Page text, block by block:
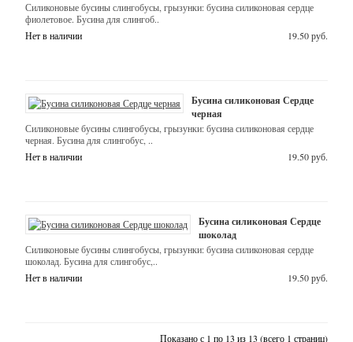
Линзы
(рондели)
Микки
Маус
24*20*14
Овал
ребристый
30*10
мм
Силиконовые бусины слингобусы, грызунки: бусина силиконовая сердце
фиолетовое. Бусина для слингоб..
19.50 руб.
Нет в наличии
Бусина силиконовая Сердце
черная
Силиконовые бусины слингобусы, грызунки: бусина силиконовая сердце
черная. Бусина для слингобус, ..
19.50 руб.
Нет в наличии
Бусина силиконовая Сердце
шоколад
Силиконовые бусины слингобусы, грызунки: бусина силиконовая сердце
шоколад. Бусина для слингобус,..
19.50 руб.
Нет в наличии
Показано с 1 по 13 из 13 (всего 1 страниц)